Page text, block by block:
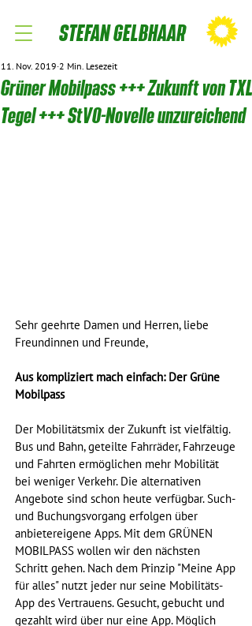
STEFAN GELBHAAR
Grüner Mobilpass +++ Zukunft von TXL
Tegel +++ StVO-Novelle unzureichend
11. Nov. 2019 2 Min. Lesezeit
Sehr geehrte Damen und Herren, liebe
Freundinnen und Freunde,
Aus kompliziert mach einfach: Der Grüne
Mobilpass
Der Mobilitätsmix der Zukunft ist vielfältig.
Bus und Bahn, geteilte Fahrräder, Fahrzeuge
und Fahrten ermöglichen mehr Mobilität
bei weniger Verkehr. Die alternativen
Angebote sind schon heute verfügbar. Such-
und Buchungsvorgang erfolgen über
anbietereigene Apps. Mit dem GRÜNEN
MOBILPASS wollen wir den nächsten
Schritt gehen. Nach dem Prinzip "Meine App
für alles" nutzt jeder nur seine Mobilitäts-
App des Vertrauens. Gesucht, gebucht und
gezahlt wird über nur eine App. Möglich